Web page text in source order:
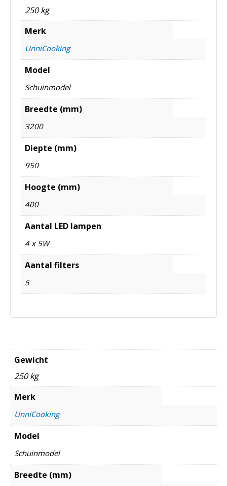
250 kg
Merk
UnniCooking
Model
Schuinmodel
Breedte (mm)
3200
Diepte (mm)
950
Hoogte (mm)
400
Aantal LED lampen
4 x 5W
Aantal filters
5
Gewicht
250 kg
Merk
UnniCooking
Model
Schuinmodel
Breedte (mm)